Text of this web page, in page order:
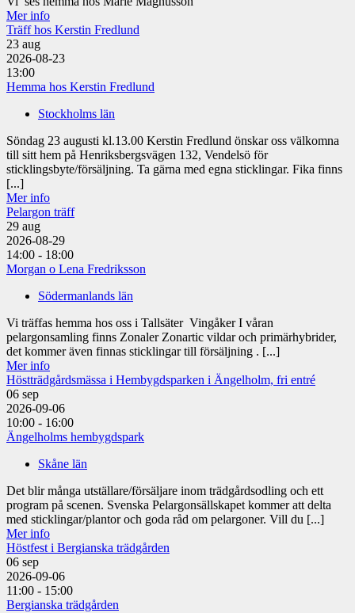
Mer info
Träff hos Kerstin Fredlund
23 aug
2026-08-23
13:00
Hemma hos Kerstin Fredlund
Stockholms län
Söndag 23 augusti kl.13.00 Kerstin Fredlund önskar oss välkomna
till sitt hem på Henriksbergsvägen 132, Vendelsö för
sticklingsbyte/försäljning. Ta gärna med egna sticklingar. Fika finns
[...]
Mer info
Pelargon träff
29 aug
2026-08-29
14:00 - 18:00
Morgan o Lena Fredriksson
Södermanlands län
Vi träffas hemma hos oss i Tallsäter Vingåker I våran
pelargonsamling finns Zonaler Zonartic vildar och primärhybrider,
det kommer även finnas sticklingar till försäljning . [...]
Mer info
Höstträdgårdsmässa i Hembygdsparken i Ängelholm, fri entré
06 sep
2026-09-06
10:00 - 16:00
Ängelholms hembygdspark
Skåne län
Det blir många utställare/försäljare inom trädgårdsodling och ett
program på scenen. Svenska Pelargonsällskapet kommer att delta
med sticklingar/plantor och goda råd om pelargoner. Vill du [...]
Mer info
Höstfest i Bergianska trädgården
06 sep
2026-09-06
11:00 - 15:00
Bergianska trädgården